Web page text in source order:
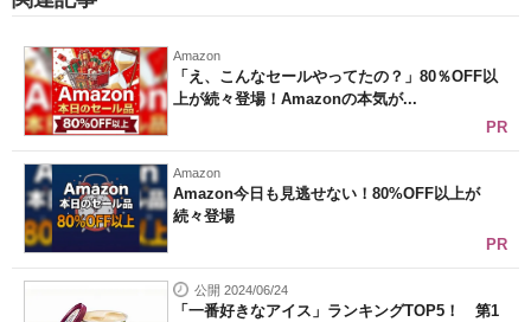
Amazon
「え、こんなセールやってたの？」80％OFF以
上が続々登場！Amazonの本気が...
PR
Amazon
Amazon今日も見逃せない！80%OFF以上が
続々登場
PR
公開 2024/06/24
「一番好きなアイス」ランキングTOP5！ 第1